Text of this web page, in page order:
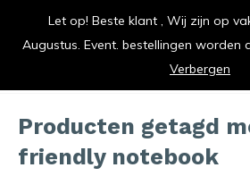
vrolijk je
Producten getagd
friendly notebook
Let op! Beste klant , Wij zijn op
Augustus. Event. bestellingen worden
Verbergen